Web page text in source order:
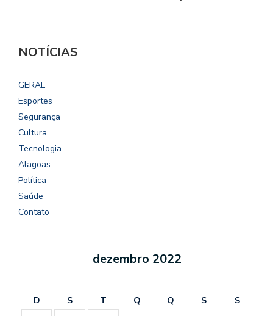
NOTÍCIAS
GERAL
Esportes
Segurança
Cultura
Tecnologia
Alagoas
Política
Saúde
Contato
dezembro 2022
D S T Q Q S
S